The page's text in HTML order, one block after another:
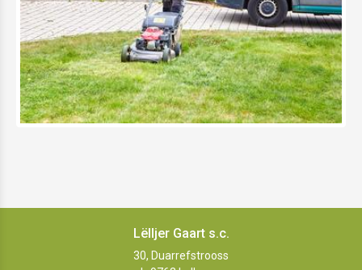
Lëlljer Gaart s.c.
30, Duarrefstrooss